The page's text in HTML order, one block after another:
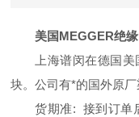
美国MEGGER绝
上海谱闵在德国
块。公司有*的国外原
货期准: 接到订单